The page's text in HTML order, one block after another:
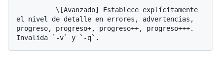
el nivel de detalle en errores, advertencias,
progreso, progreso+, progreso++, progreso+++.